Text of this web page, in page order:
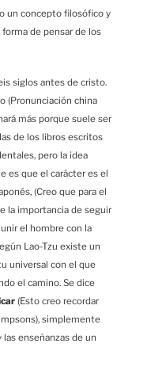
un concepto filosófico y
de pensar de los
siglos antes de cristo.
(Pronunciación china
más porque suele ser
de los libros escritos
pero la idea
es que el carácter es el
(Creo que para el
la importancia de seguir
el hombre con la
Lao-Tzu existe un
universal con el que
el camino. Se dice
(Esto creo recordar
simplemente
enseñanzas de un